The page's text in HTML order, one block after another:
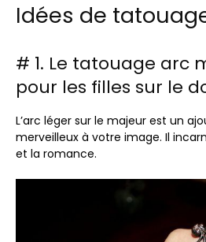
Idées de
# 1. Le tatouage arc
pour les filles sur le
L’arc léger sur le majeur est un
merveilleux à votre image. Il
et la romance.